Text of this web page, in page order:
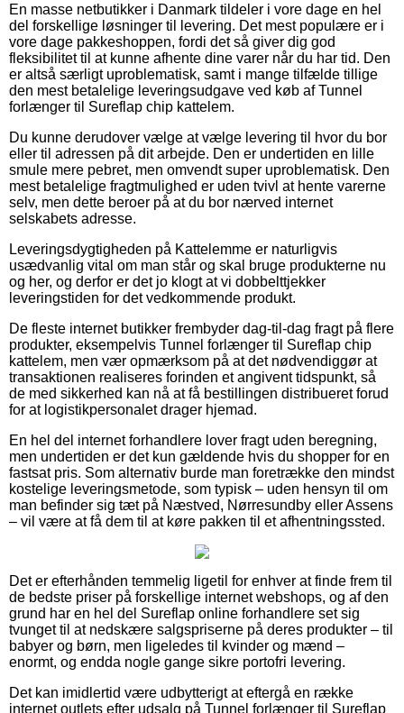
En masse netbutikker i Danmark tildeler i vore dage en hel
del forskellige løsninger til levering. Det mest populære er i
vore dage pakkeshoppen, fordi det så giver dig god
fleksibilitet til at kunne afhente dine varer når du har tid. Den
er altså særligt uproblematisk, samt i mange tilfælde tillige
den mest betalelige leveringsudgave ved køb af Tunnel
forlænger til Sureflap chip kattelem.
Du kunne derudover vælge at vælge levering til hvor du bor
eller til adressen på dit arbejde. Den er undertiden en lille
smule mere pebret, men omvendt super uproblematisk. Den
mest betalelige fragtmulighed er uden tvivl at hente varerne
selv, men dette beroer på at du bor nærved internet
selskabets adresse.
Leveringsdygtigheden på Kattelemme er naturligvis
usædvanlig vital om man står og skal bruge produkterne nu
og her, og derfor er det jo klogt at vi dobbelttjekker
leveringstiden for det vedkommende produkt.
De fleste internet butikker frembyder dag-til-dag fragt på flere
produkter, eksempelvis Tunnel forlænger til Sureflap chip
kattelem, men vær opmærksom på at det nødvendiggør at
transaktionen realiseres forinden et angivent tidspunkt, så
de med sikkerhed kan nå at få bestillingen distribueret forud
for at logistikpersonalet drager hjemad.
En hel del internet forhandlere lover fragt uden beregning,
men undertiden er det kun gældende hvis du shopper for en
fastsat pris. Som alternativ burde man foretrække den mindst
kostelige leveringsmetode, som typisk – uden hensyn til om
man befinder sig tæt på Næstved, Nørresundby eller Assens
– vil være at få dem til at køre pakken til et afhentningssted.
Det er efterhånden temmelig ligetil for enhver at finde frem til
de bedste priser på forskellige internet webshops, og af den
grund har en hel del Sureflap online forhandlere set sig
tvunget til at nedskære salgspriserne på deres produkter – til
babyer og børn, men ligeledes til kvinder og mænd –
enormt, og endda nogle gange sikre portofri levering.
Det kan imidlertid være udbytterigt at eftergå en række
internet outlets efter udsalg på Tunnel forlænger til Sureflap